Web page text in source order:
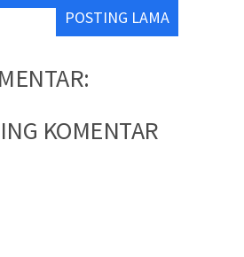
POSTING LAMA
KOMENTAR